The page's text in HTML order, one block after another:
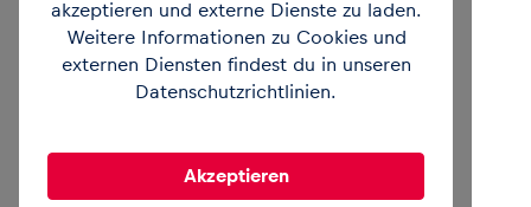
akzeptieren und externe Dienste zu laden.
Weitere Informationen zu Cookies und
externen Diensten findest du in unseren
Datenschutzrichtlinien.
Akzeptieren
Sieh dir diesen Beitrag auf Instagram an